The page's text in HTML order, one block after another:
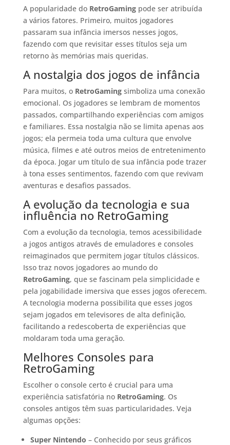
A popularidade do RetroGamingpode ser atribuída
a vários fatores. Primeiro, muitos jogadores
passaram sua infância imersos nesses jogos,
fazendo com que revisitar esses títulos seja um
retorno às memórias mais queridas.
A nostalgia dos jogos de infância
Para muitos, o RetroGamingsimboliza uma conexão
emocional. Os jogadores se lembram de momentos
passados, compartilhando experiências com amigos
e familiares. Essa nostalgia não se limita apenas aos
jogos; ela permeia toda uma cultura que envolve
música, filmes e até outros meios de entretenimento
da época. Jogar um título de sua infância pode trazer
à tona esses sentimentos, fazendo com que revivam
aventuras e desafios passados.
A evolução da tecnologia e sua
influência no RetroGaming
Com a evolução da tecnologia, temos acessibilidade
a jogos antigos através de emuladores e consoles
reimaginados que permitem jogar títulos clássicos.
Isso traz novos jogadores ao mundo do
RetroGaming, que se fascinam pela simplicidade e
pela jogabilidade imersiva que esses jogos oferecem.
A tecnologia moderna possibilita que esses jogos
sejam jogados em televisores de alta definição,
facilitando a redescoberta de experiências que
moldaram toda uma geração.
Melhores Consoles para
RetroGaming
Escolher o console certo é crucial para uma
experiência satisfatória no RetroGaming. Os
consoles antigos têm suas particularidades. Veja
algumas opções:
Super Nintendo – Conhecido por seus gráficos